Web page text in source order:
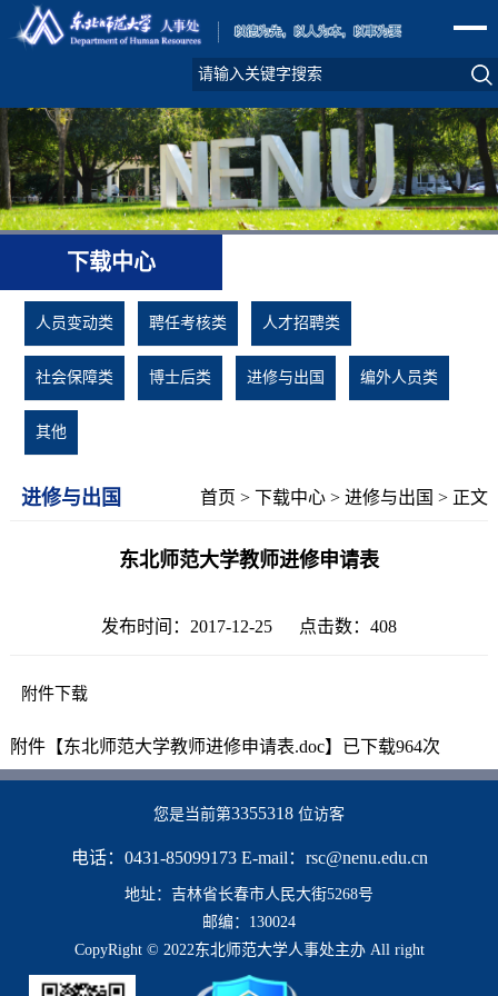
下载中心
人员变动类 聘任考核类 人才招聘类
社会保障类 博士后类 进修与出国 编外人员类
其他
进修与出国 首页 >下载中心 >进修与出国 > 正文
东北师范大学教师进修申请表
发布时间：2017-12-25 点击数： 408
附件下载
附件【东北师范大学教师进修申请表.doc】已下载964次
您是当前第3355318 位访客
电话：0431-85099173 E-mail：rsc@nenu.edu.cn
地址：吉林省长春市人民大街5268号
邮编：130024
CopyRight © 2022东北师范大学人事处主办 All right